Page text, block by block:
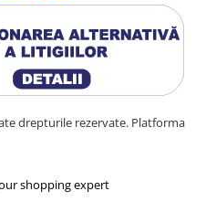
drepturile rezervate. Platforma